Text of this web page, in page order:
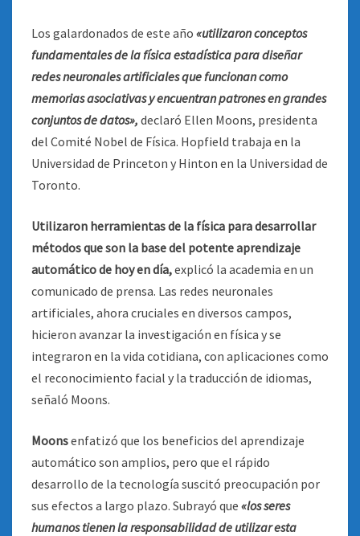
Los galardonados de este año «utilizaron conceptos
fundamentales de la física estadística para diseñar
redes neuronales artificiales que funcionan como
memorias asociativas y encuentran patrones en grandes
conjuntos de datos», declaró Ellen Moons, presidenta
del Comité Nobel de Física. Hopfield trabaja en la
Universidad de Princeton y Hinton en la Universidad de
Toronto.
Utilizaron herramientas de la física para desarrollar
métodos que son la base del potente aprendizaje
automático de hoy en día,explicó la academia en un
comunicado de prensa. Las redes neuronales
artificiales, ahora cruciales en diversos campos,
hicieron avanzar la investigación en física y se
integraron en la vida cotidiana, con aplicaciones como
el reconocimiento facial y la traducción de idiomas,
señaló Moons.
Moonsenfatizó que los beneficios del aprendizaje
automático son amplios, pero que el rápido
desarrollo de la tecnología suscitó preocupación por
sus efectos a largo plazo. Subrayó que «los seres
humanos tienen la responsabilidad de utilizar esta